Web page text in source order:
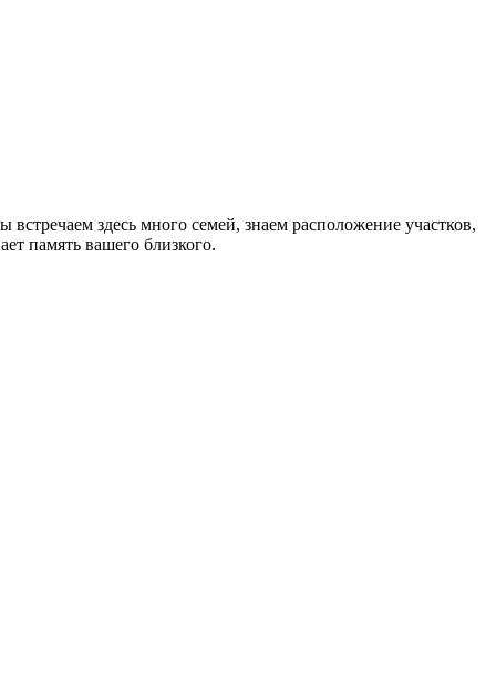
здесь много семей, знаем расположение участков,
память вашего близкого.